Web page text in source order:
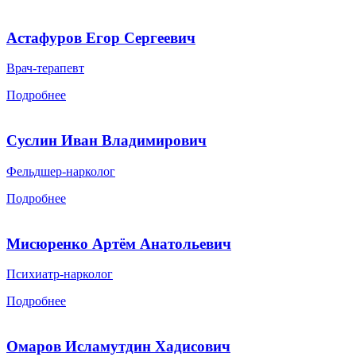
Астафуров Егор Сергеевич
Врач-терапевт
Подробнее
Суслин Иван Владимирович
Фельдшер-нарколог
Подробнее
Мисюренко Артём Анатольевич
Психиатр-нарколог
Подробнее
Омаров Исламутдин Хадисович